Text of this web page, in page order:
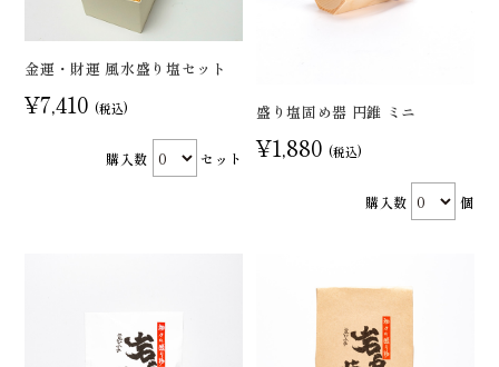
金運・財運 風水盛り塩セット
¥7,410 (税込)
購入数 セット
盛り塩固め器 円錐 ミニ
¥1,880 (税込)
購入数 個